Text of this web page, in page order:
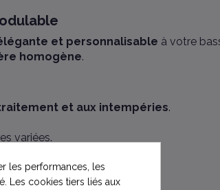
et personnalisable à votre
homogène.
et aux intempéries.
variées.
référence 502730RC.
les performances, les
Les cookies tiers liés aux